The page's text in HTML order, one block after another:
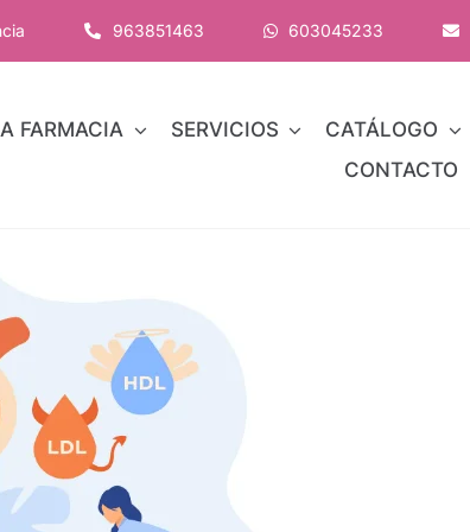
963851463 603045233
FARMACIA SERVICIOS CATÁLOGO
CONTACTO